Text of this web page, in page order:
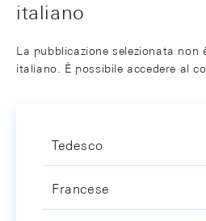
italiano
La pubblicazione selezionata non
italiano. È possibile accedere al
Tedesco
Francese